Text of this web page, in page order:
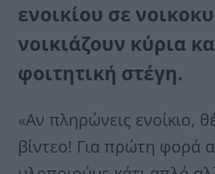
ενοικίου σε
νοικιάζουν κύρια
φοιτητική στέγη.
«Αν πληρώνεις ενοίκιο,
βίντεο! Για πρώτη φορά